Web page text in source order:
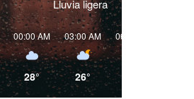
Lluvia ligera
00:00 AM
28°
03:00 AM
26°
06:00 AM